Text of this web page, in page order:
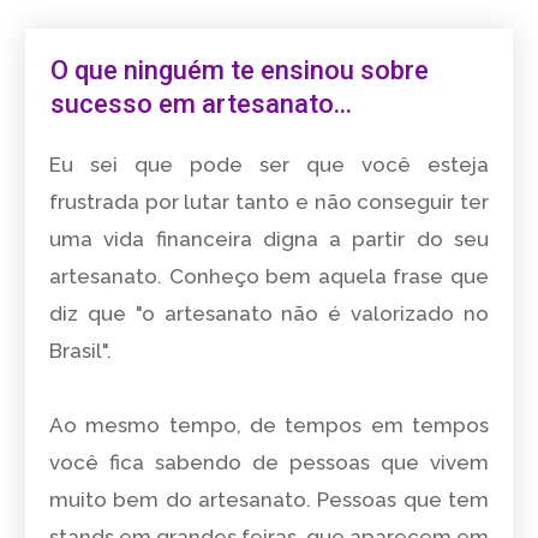
O que ninguém te ensinou sobre
sucesso em artesanato...
Eu sei que pode ser que você esteja
frustrada por lutar tanto e não conseguir ter
uma vida financeira digna a partir do seu
artesanato. Conheço bem aquela frase que
diz que "o artesanato não é valorizado no
Brasil".
Ao mesmo tempo, de tempos em tempos
você fica sabendo de pessoas que vivem
muito bem do artesanato. Pessoas que tem